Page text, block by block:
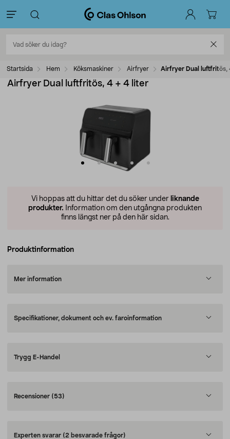
Startsida Hem Köksmaskiner Airfryer Airfryer Dual luftfritös,
Airfryer Dual luftfritös, 4 + 4 liter
Vi hoppas att du hittar det du söker under liknande
produkter. Information om den utgångna produkten
finns längst ner på den här sidan.
Produktinformation
Mer information
Specifikationer, dokument och ev. faroinformation
Trygg E-Handel
Recensioner (53)
Experten svarar (2 besvarade frågor)